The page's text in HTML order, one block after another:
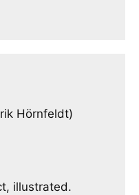
Hörnfeldt)
illustrated.